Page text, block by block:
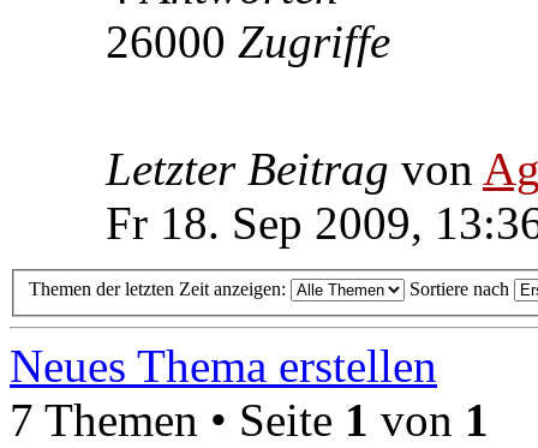
26000 Zugriffe
Letzter Beitrag von
Fr 18. Sep 2009,
Themen der letzten Zeit anzeigen: Sortiere nach
Neues Thema erstellen
7 Themen • Seite 1 von 1